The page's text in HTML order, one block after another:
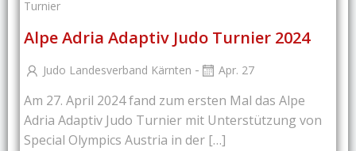
Turnier
Alpe Adria Adaptiv Judo Turnier 2024
Judo Landesverband Kärnten - Apr. 27
Am 27. April 2024 fand zum ersten Mal das Alpe
Adria Adaptiv Judo Turnier mit Unterstützung von
Special Olympics Austria in der […]